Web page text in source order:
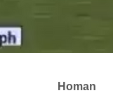
Homan